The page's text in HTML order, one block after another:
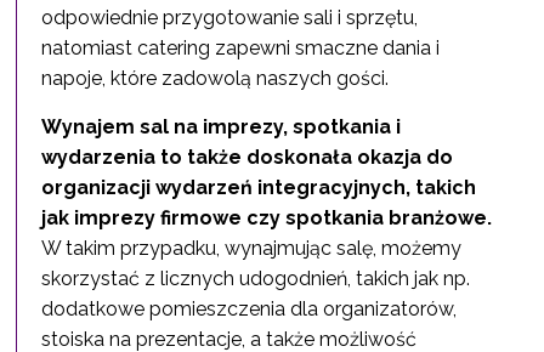
odpowiednie przygotowanie sali i sprzętu,
natomiast catering zapewni smaczne dania i
napoje, które zadowolą naszych gości.
Wynajem sal na imprezy, spotkania i
wydarzenia to także doskonała okazja do
organizacji wydarzeń integracyjnych, takich
jak imprezy firmowe czy spotkania branżowe.
W takim przypadku, wynajmując salę, możemy
skorzystać z licznych udogodnień, takich jak np.
dodatkowe pomieszczenia dla organizatorów,
stoiska na prezentacje, a także możliwość